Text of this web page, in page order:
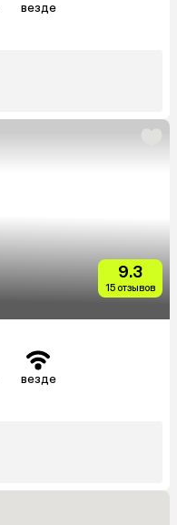
везде
9.3
15 отзывов
везде